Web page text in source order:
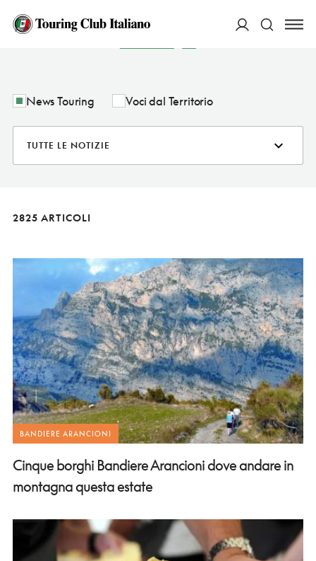
NOTIZIE
News Touring Voci dal Territorio
2825 ARTICOLI
BANDIERE ARANCIONI
Cinque borghi Bandiere Arancioni dove andare in
montagna questa estate